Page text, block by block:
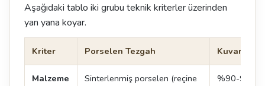
Aşağıdaki tablo iki grubu teknik kriterler üzerinden
yan yana koyar.
Kriter Porselen Tezgah Kuvars
Malzeme
Sinterlenmiş porselen (reçine
%90-93